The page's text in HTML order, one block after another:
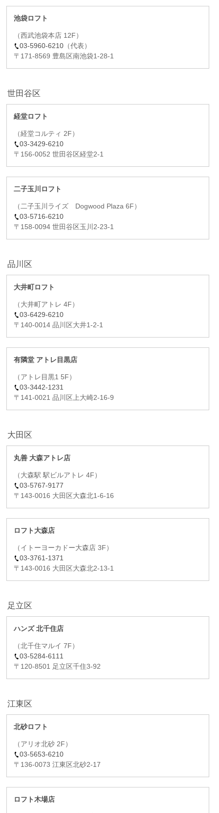
池袋ロフト
（西武池袋本店 12F）
03-5960-6210 （代表）
〒171-8569 豊島区南池袋1-28-1
世田谷区
経堂ロフト
（経堂コルティ 2F）
03-3429-6210
〒156-0052 世田谷区経堂2-1
二子玉川ロフト
（二子玉川ライズ Dogwood Plaza 6F）
03-5716-6210
〒158-0094 世田谷区玉川2-23-1
品川区
大井町ロフト
（大井町アトレ 4F）
03-6429-6210
〒140-0014 品川区大井1-2-1
有隣堂 アトレ目黒店
（アトレ目黒1 5F）
03-3442-1231
〒141-0021 品川区上大崎2-16-9
大田区
丸善 大森アトレ店
（大森駅 駅ビルアトレ 4F）
03-5767-9177
〒143-0016 大田区大森北1-6-16
ロフト大森店
（イトーヨーカドー大森店 3F）
03-3761-1371
〒143-0016 大田区大森北2-13-1
足立区
ハンズ 北千住店
（北千住マルイ 7F）
03-5284-6111
〒120-8501 足立区千住3-92
江東区
北砂ロフト
（アリオ北砂 2F）
03-5653-6210
〒136-0073 江東区北砂2-17
ロフト木場店